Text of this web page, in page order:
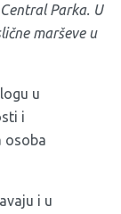
Parka. U
marševe u
u
i
osoba
i u